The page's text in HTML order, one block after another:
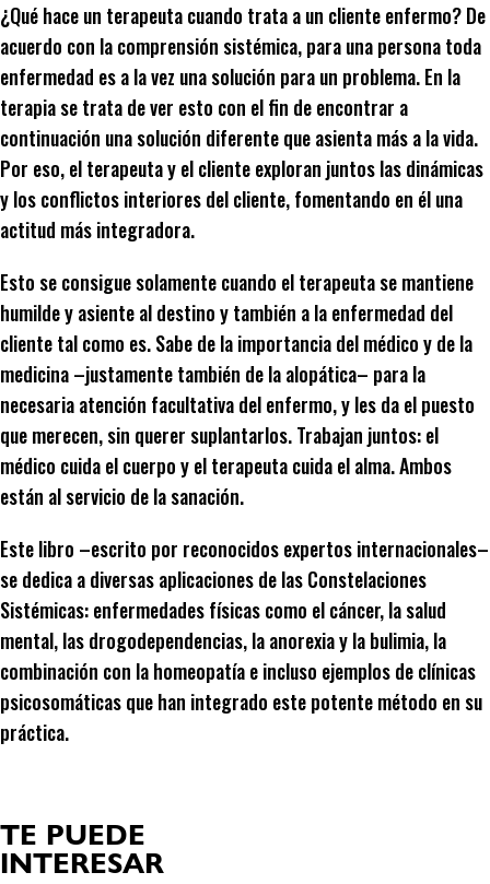
¿Qué hace un terapeuta cuando trata a un cliente enfermo? De
acuerdo con la comprensión sistémica, para una persona toda
enfermedad es a la vez una solución para un problema. En la
terapia se trata de ver esto con el fin de encontrar a
continuación una solución diferente que asienta más a la vida.
Por eso, el terapeuta y el cliente exploran juntos las dinámicas
y los conflictos interiores del cliente, fomentando en él una
actitud más integradora.
Esto se consigue solamente cuando el terapeuta se mantiene
humilde y asiente al destino y también a la enfermedad del
cliente tal como es. Sabe de la importancia del médico y de la
medicina –justamente también de la alopática– para la
necesaria atención facultativa del enfermo, y les da el puesto
que merecen, sin querer suplantarlos. Trabajan juntos: el
médico cuida el cuerpo y el terapeuta cuida el alma. Ambos
están al servicio de la sanación.
Este libro –escrito por reconocidos expertos internacionales–
se dedica a diversas aplicaciones de las Constelaciones
Sistémicas: enfermedades físicas como el cáncer, la salud
mental, las drogodependencias, la anorexia y la bulimia, la
combinación con la homeopatía e incluso ejemplos de clínicas
psicosomáticas que han integrado este potente método en su
práctica.
TE PUEDE
INTERESAR